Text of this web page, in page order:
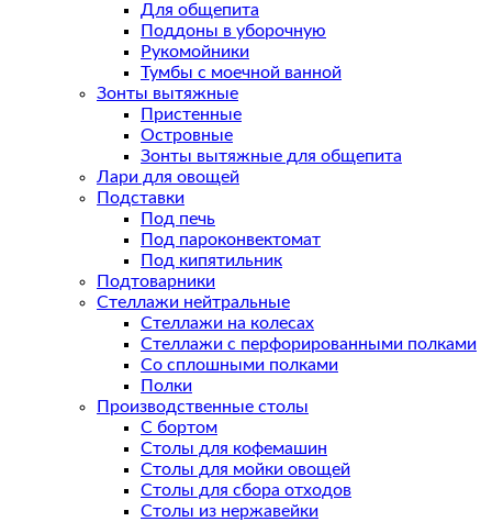
Для общепита
Поддоны в уборочную
Рукомойники
Тумбы с моечной ванной
Зонты вытяжные
Пристенные
Островные
Зонты вытяжные для общепита
Лари для овощей
Подставки
Под печь
Под пароконвектомат
Под кипятильник
Подтоварники
Стеллажи нейтральные
Стеллажи на колесах
Стеллажи с перфорированными полками
Со сплошными полками
Полки
Производственные столы
С бортом
Столы для кофемашин
Столы для мойки овощей
Столы для сбора отходов
Столы из нержавейки